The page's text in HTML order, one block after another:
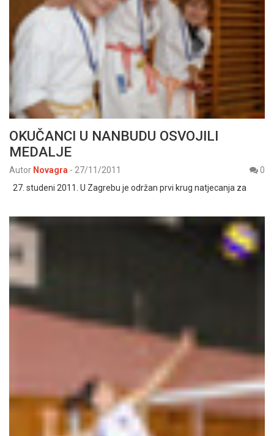
OKUČANCI U NANBUDU OSVOJILI
MEDALJE
Autor Novagra - 27/11/2011
0
27. studeni 2011. U Zagrebu je održan prvi krug natjecanja za